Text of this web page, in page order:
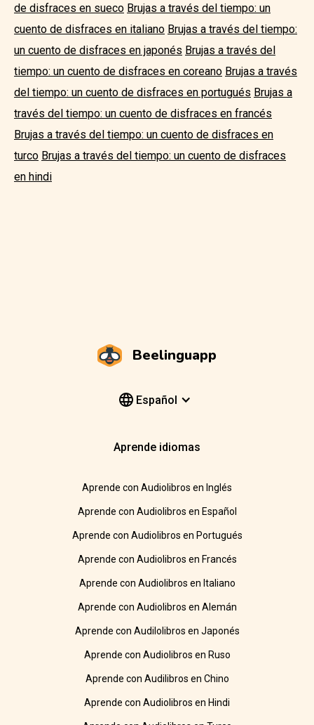
de disfraces en sueco Brujas a través del tiempo: un
cuento de disfraces en italiano Brujas a través del tiempo:
un cuento de disfraces en japonés Brujas a través del
tiempo: un cuento de disfraces en coreano Brujas a través
del tiempo: un cuento de disfraces en portugués Brujas a
través del tiempo: un cuento de disfraces en francés
Brujas a través del tiempo: un cuento de disfraces en
turco Brujas a través del tiempo: un cuento de disfraces
en hindi
Beelinguapp
Español
Aprende idiomas
Aprende con Audiolibros en Inglés
Aprende con Audiolibros en Español
Aprende con Audiolibros en Portugués
Aprende con Audiolibros en Francés
Aprende con Audiolibros en Italiano
Aprende con Audiolibros en Alemán
Aprende con Audilolibros en Japonés
Aprende con Audiolibros en Ruso
Aprende con Audilibros en Chino
Aprende con Audiolibros en Hindi